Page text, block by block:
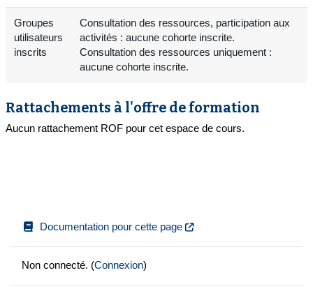
Groupes
utilisateurs
inscrits
Consultation des ressources, participation aux
activités : aucune cohorte inscrite.
Consultation des ressources uniquement :
aucune cohorte inscrite.
Rattachements à l'offre de formation
Aucun rattachement ROF pour cet espace de cours.
Documentation pour cette page
Non connecté. (Connexion)